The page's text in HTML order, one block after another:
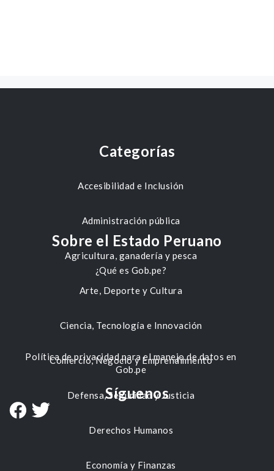
Categorías
Accesibilidad e Inclusión
Administración pública
Agricultura, ganadería y pesca
Arte, Deporte y Cultura
Ciencia, Tecnología e Innovación
Comercio, Negocio y Emprendimiento
Defensa, Seguridad y Justicia
Derechos Humanos
Economía y Finanzas
Sobre el Estado Peruano
¿Qué es Gob.pe?
Política de privacidad para el manejo de datos en
Gob.pe
Síguenos